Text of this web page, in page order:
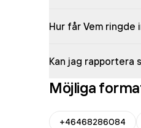
Hur får Vem
Kan jag rapportera
Möjliga
+46468286084